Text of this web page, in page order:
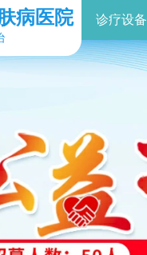
病医院 诊疗设备